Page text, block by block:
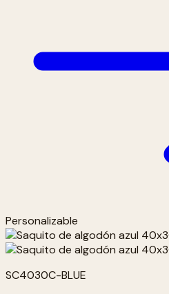
Personalizable
SC4030C-BLUE